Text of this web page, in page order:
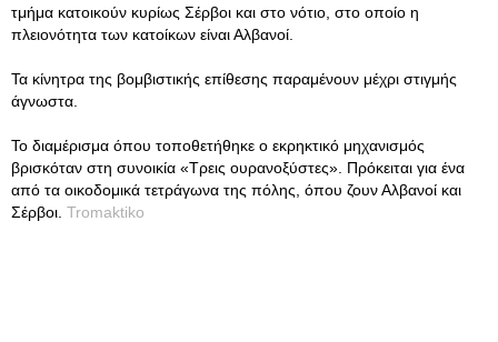
τμήμα κατοικούν κυρίως Σέρβοι και στο νότιο, στο οποίο η
πλειονότητα των κατοίκων είναι Αλβανοί.
Τα κίνητρα της βομβιστικής επίθεσης παραμένουν μέχρι στιγμής
άγνωστα.
Το διαμέρισμα όπου τοποθετήθηκε ο εκρηκτικό μηχανισμός
βρισκόταν στη συνοικία «Τρεις ουρανοξύστες». Πρόκειται για ένα
από τα οικοδομικά τετράγωνα της πόλης, όπου ζουν Αλβανοί και
Σέρβοι. Tromaktiko